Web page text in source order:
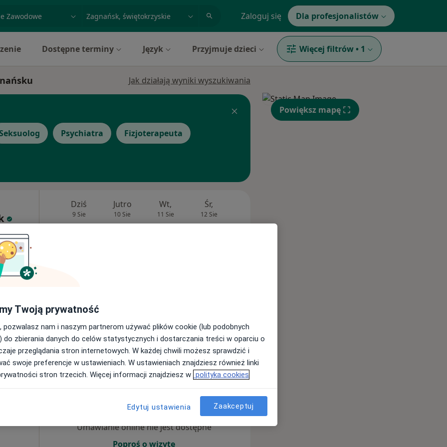
miasto lub dzielnica Zaloguj się Dla profesjonalistów
Dostępne terminy Język Przyjmuje dzieci Więcej filtrów • 1
Jak działają wyniki wyszukiwania
Psychiatra Fizjoterapeuta
Online 2
300 zł
Dziś
9 Sie
Jutro
10 Sie
Wt,
11 Sie
Śr,
12 Sie
Wt, Śr, Czw,
Umawianie online nie jest dostępne
Poproś o wizytę
Powiększ mapę
Twoją prywatność
pozwalasz nam i naszym partnerom używać plików cookie (lub podobnych
do zbierania danych do celów statystycznych i dostarczania treści w oparciu o
przeglądania stron internetowych. W każdej chwili możesz sprawdzić i
swoje preferencje w ustawieniach. W ustawieniach znajdziesz również linki
stron trzecich. Więcej informacji znajdziesz w polityka cookies
Edytuj ustawienia Zaakceptuj